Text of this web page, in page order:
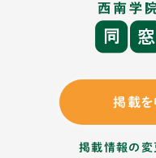
掲載を
掲載情報の変